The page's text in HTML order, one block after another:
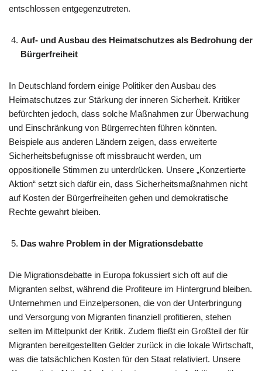
entschlossen entgegenzutreten.​
Auf- und Ausbau des Heimatschutzes als Bedrohung der
Bürgerfreiheit
In Deutschland fordern einige Politiker den Ausbau des
Heimatschutzes zur Stärkung der inneren Sicherheit. Kritiker
befürchten jedoch, dass solche Maßnahmen zur Überwachung
und Einschränkung von Bürgerrechten führen könnten.
Beispiele aus anderen Ländern zeigen, dass erweiterte
Sicherheitsbefugnisse oft missbraucht werden, um
oppositionelle Stimmen zu unterdrücken. Unsere „Konzertierte
Aktion“ setzt sich dafür ein, dass Sicherheitsmaßnahmen nicht
auf Kosten der Bürgerfreiheiten gehen und demokratische
Rechte gewahrt bleiben.​
Das wahre Problem in der Migrationsdebatte
Die Migrationsdebatte in Europa fokussiert sich oft auf die
Migranten selbst, während die Profiteure im Hintergrund bleiben.
Unternehmen und Einzelpersonen, die von der Unterbringung
und Versorgung von Migranten finanziell profitieren, stehen
selten im Mittelpunkt der Kritik. Zudem fließt ein Großteil der für
Migranten bereitgestellten Gelder zurück in die lokale Wirtschaft,
was die tatsächlichen Kosten für den Staat relativiert. Unsere